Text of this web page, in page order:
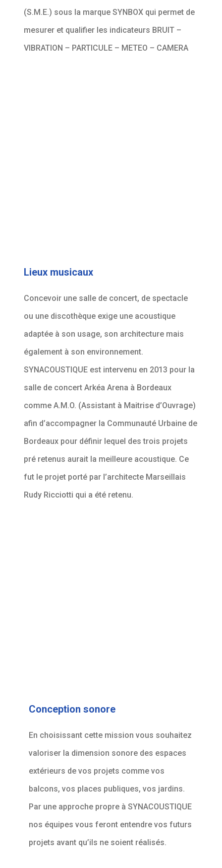
(S.M.E.) sous la marque SYNBOX qui permet de
mesurer et qualifier les indicateurs BRUIT –
VIBRATION – PARTICULE – METEO – CAMERA
Lieux musicaux
Concevoir une salle de concert, de spectacle
ou une discothèque exige une acoustique
adaptée à son usage, son architecture mais
également à son environnement.
SYNACOUSTIQUE est intervenu en 2013 pour la
salle de concert Arkéa Arena à Bordeaux
comme A.M.O. (Assistant à Maitrise d’Ouvrage)
afin d’accompagner la Communauté Urbaine de
Bordeaux pour définir lequel des trois projets
pré retenus aurait la meilleure acoustique. Ce
fut le projet porté par l’architecte Marseillais
Rudy Ricciotti qui a été retenu.
Conception sonore
En choisissant cette mission vous souhaitez
valoriser la dimension sonore des espaces
extérieurs de vos projets comme vos
balcons, vos places publiques, vos jardins.
Par une approche propre à SYNACOUSTIQUE
nos équipes vous feront entendre vos futurs
projets avant qu’ils ne soient réalisés.